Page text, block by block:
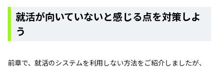
就活が向いていないと感じる点を対策しよ
う
前章で、就活のシステムを利用しない方法をご紹介しましたが、